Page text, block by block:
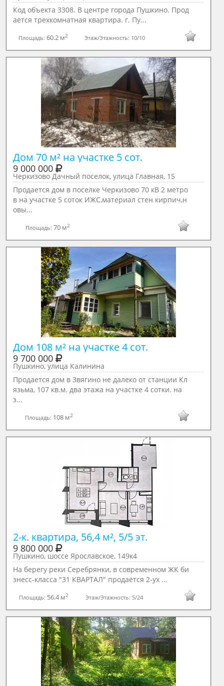
Код объекта 3308. В центре города Пушкино. Прод
аётся трехкомнатная квартира. г. Пу...
Площадь:60.2 м2 Этаж/Этажность: 10/10
Дом 70 м² на участке 5 сот.
9 000 000
Черкизово Дачный поселок, улица Главная, 15
Продается дом в поселке Черкизово 70 кВ 2 метро
в на участке 5 соток ИЖС,материал стен кирпич,н
овы...
Площадь:70 м2
Дом 108 м² на участке 4 сот.
9 700 000
Пушкино, улица Калинина
Продается дом в Звягино не далеко от станции Кл
язьма, 107 кв.м. два этажа на участке 4 сотки. на
з...
Площадь: 108 м2
2-к. квартира, 56,4 м², 5/5 эт.
9 800 000
Пушкино, шоссе Ярославское, 149к4
На берегу реки Серебрянки, в современном ЖК би
знесс-класса "31 КВАРТАЛ" прoдаётся 2-ух ...
Площадь: 56.4 м2 Этаж/Этажность: 5/24